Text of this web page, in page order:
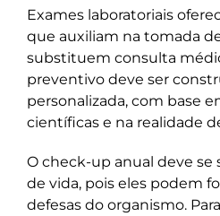
Exames laboratoriais
que auxiliam na tomada
substituem consulta
preventivo deve ser
personalizada, com base
científicas e na realidade
O check-up anual deve se
de vida, pois eles podem
defesas do organismo.